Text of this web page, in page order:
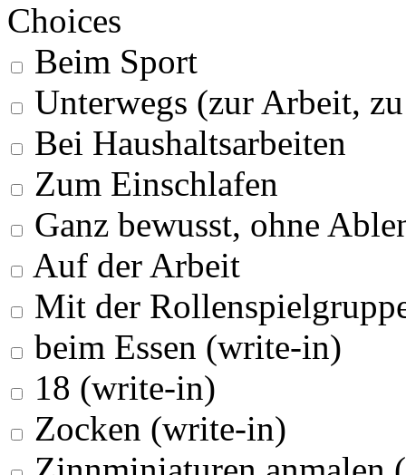
Choices
Beim Sport
Unterwegs (zur Arbeit,
Bei Haushaltsarbeiten
Zum Einschlafen
Ganz bewusst, ohne
Auf der Arbeit
Mit der
beim Essen (write-in)
18 (write-in)
Zocken (write-in)